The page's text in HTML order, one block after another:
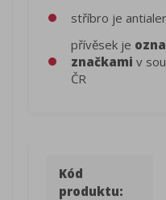
stříbro je
přívěsek je
značkami v
ČR
Kód
produktu: